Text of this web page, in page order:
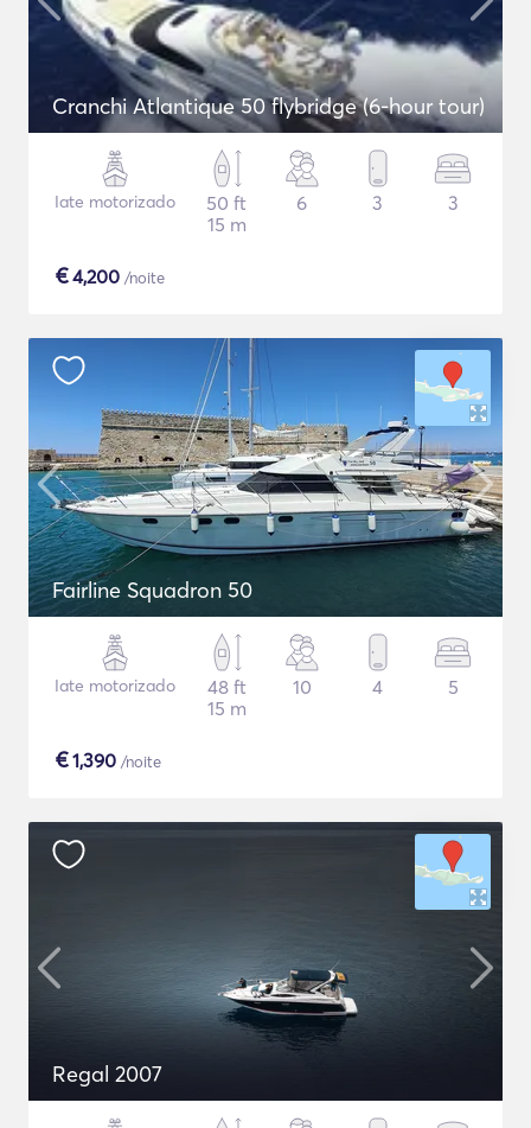
Cranchi Atlantique 50 flybridge (6-hour tour)
Iate motorizado
50 ft
15 m
6 3 3
€4,200 /noite
Fairline Squadron 50
Iate motorizado
48 ft
15 m
10 4 5
€1,390 /noite
Regal 2007